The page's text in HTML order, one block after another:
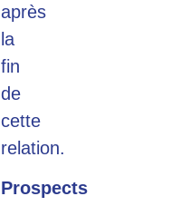
après
la
fin
de
cette
relation.
Prospects